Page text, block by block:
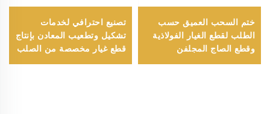
ختم السحب العميق حسب
الطلب لقطع الغيار الفولاذية
وقطع الصاج المجلفن
الملحومة
تصنيع احترافي لخدمات
تشكيل وتطعيب المعادن بإنتاج
قطع غيار مخصصة من الصلب
المطروق